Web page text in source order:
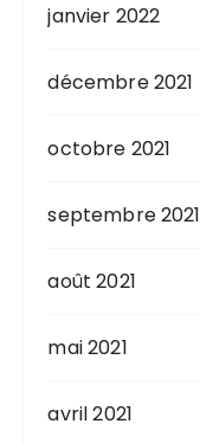
janvier 2022
décembre 2021
octobre 2021
septembre 2021
août 2021
mai 2021
avril 2021